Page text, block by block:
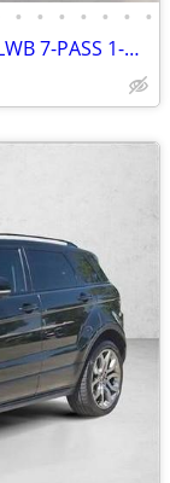
• • • • • • •
2025 RANGE ROVER AUTOBIOGRAPHY LWB 7-PASS 1-OWNER LAND 2026 2024 G63